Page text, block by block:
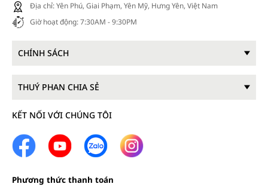
Địa chỉ: Yên Phú, Giai Phạm, Yên Mỹ, Hưng Yên, Việt Nam
Giờ hoạt động: 7:30AM - 9:30PM
CHÍNH SÁCH
THUÝ PHAN CHIA SẺ
KẾT NỐI VỚI CHÚNG TÔI
Phương thức thanh toán